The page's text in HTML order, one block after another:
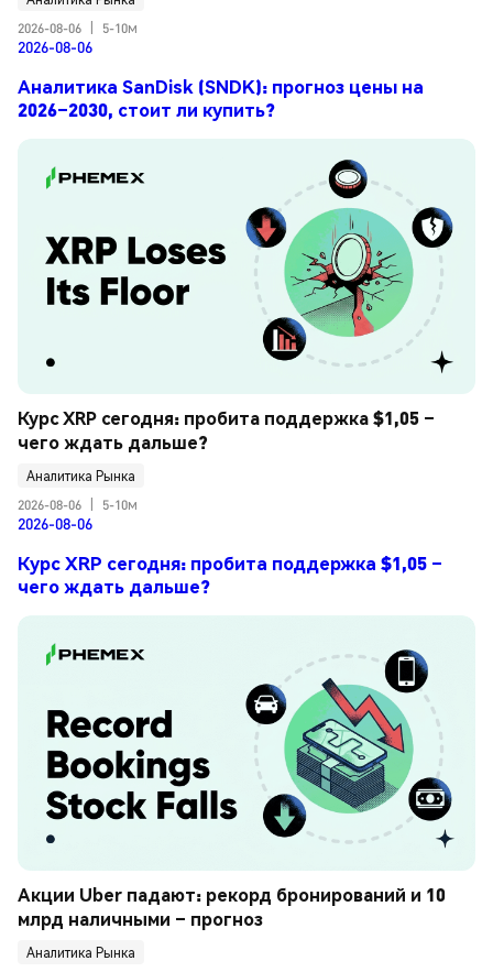
2026-08-06
5-10м
2026-08-06
Аналитика SanDisk (SNDK): прогноз цены на
2026–2030, стоит ли купить?
Курс XRP сегодня: пробита поддержка $1,05 –
чего ждать дальше?
Аналитика Рынка
2026-08-06
5-10м
2026-08-06
Курс XRP сегодня: пробита поддержка $1,05 –
чего ждать дальше?
Акции Uber падают: рекорд бронирований и 10
млрд наличными – прогноз
Аналитика Рынка